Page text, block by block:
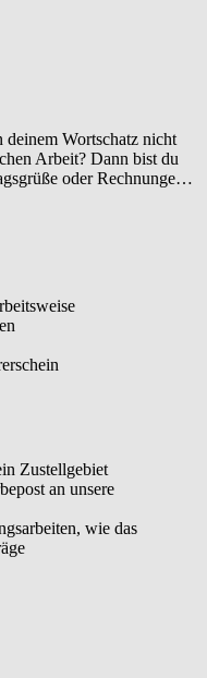
deinem Wortschatz nicht
Arbeit? Dann bist du
oder Rechnungen,
dass Sendungen bei
du nicht nur die
gehen, sondern auch Teil
Team steht dir jederzeit
Zustellgebiet
an unsere
wie das